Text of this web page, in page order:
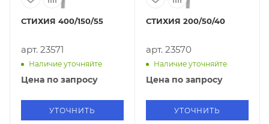
СТИХИЯ 400/150/55
арт. 23571
Наличие уточняйте
Цена по запросу
УТОЧНИТЬ
СТИХИЯ 200/50/40
арт. 23570
Наличие уточняйте
Цена по запросу
УТОЧНИТЬ